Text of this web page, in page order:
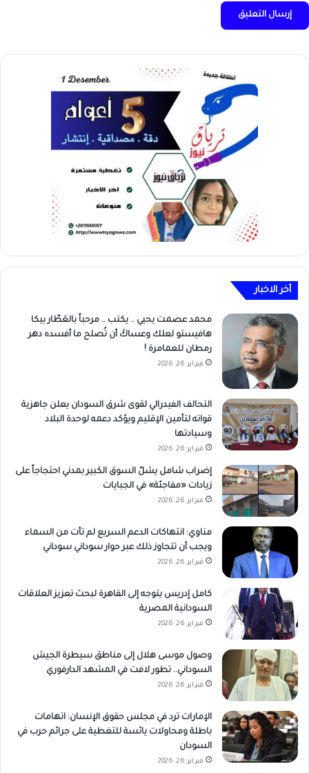
أخر الاخبار
محمد عصمت يحيي .. يكتب .. مرحباً بالعَطّار بيكا
هافيستو لعلك وعساكَ أن تُصلح ما أفسده دهر
رمطان للعمامرة !
فبراير 26, 2026
التحالف الفيدرالي لقوى شرق السودان يعلن جاهزية
قواته لتأمين الإقليم ويؤكد دعمه لوحدة البلاد
وسيادتها
فبراير 26, 2026
إضراب شامل يشلّ السوق الكبير بمدني احتجاجاً على
زيادات «مفاجئة» في الجبايات
فبراير 26, 2026
مناوي: انتهاكات الدعم السريع لم تأت من السماء
ويجب أن تتجاوز ذلك عبر حوار سوداني سوداني
فبراير 26, 2026
كامل إدريس يتوجه إلى القاهرة لبحث تعزيز العلاقات
السودانية المصرية
فبراير 26, 2026
وصول موسى هلال إلى مناطق سيطرة الجيش
السوداني.. تطور لافت في المشهد الدارفوري
فبراير 26, 2026
الإمارات ترد في مجلس حقوق الإنسان: اتهامات
باطلة ومحاولات يائسة للتغطية على جرائم حرب في
السودان
فبراير 26, 2026